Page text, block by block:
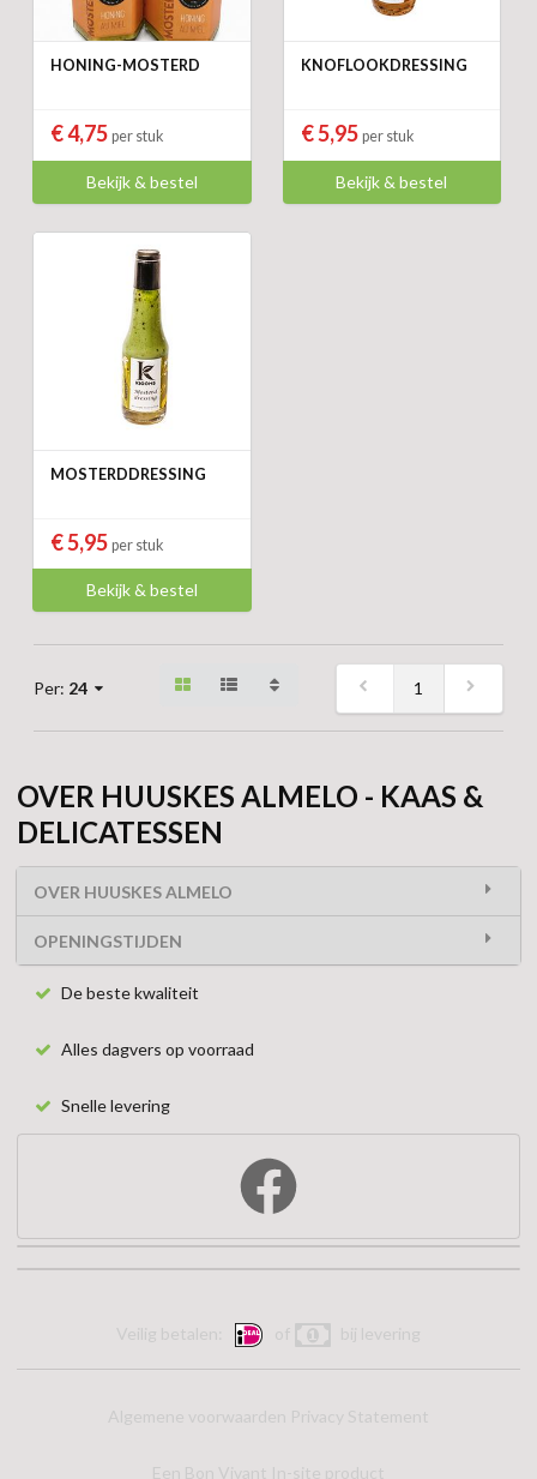
HONING-MOSTERD
€ 4,75 per stuk
Bekijk & bestel
KNOFLOOKDRESSING
€ 5,95 per stuk
Bekijk & bestel
MOSTERDDRESSING
€ 5,95 per stuk
Bekijk & bestel
Per: 24 1
OVER HUUSKES ALMELO - KAAS &
DELICATESSEN
OVER HUUSKES ALMELO
OPENINGSTIJDEN
De beste kwaliteit
Alles dagvers op voorraad
Snelle levering
Veilig betalen: of bij levering
Algemene voorwaarden Privacy Statement
Een Bon Vivant In-site product